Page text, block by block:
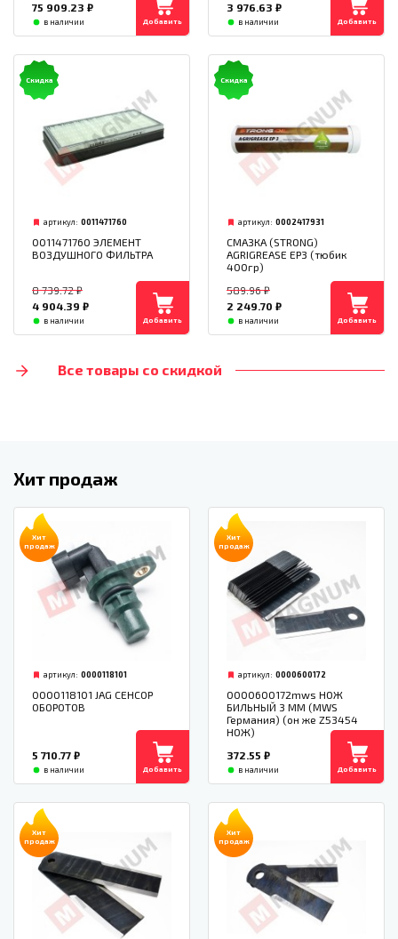
75 909.23 ₽
в наличии Добавить
3 976.63 ₽
в наличии Добавить
Скидка
артикул: 0011471760
0011471760 ЭЛЕМЕНТ
ВОЗДУШНОГО ФИЛЬТРА
8 739.72 ₽
4 904.39 ₽
в наличии Добавить
Скидка
артикул: 0002417931
СМАЗКА (STRONG)
AGRIGREASE EP3 (тюбик
400гр)
589.96 ₽
2 249.70 ₽
в наличии Добавить
Все товары со скидкой
Хит продаж
Хит
продаж
артикул: 0000118101
0000118101 JAG СЕНСОР
ОБОРОТОВ
5 710.77 ₽
в наличии Добавить
Хит
продаж
артикул: 0000600172
0000600172mws НОЖ
БИЛЬНЫЙ 3 ММ (MWS
Германия) (он же Z53454
НОЖ)
372.55 ₽
в наличии Добавить
Хит
продаж
Хит
продаж